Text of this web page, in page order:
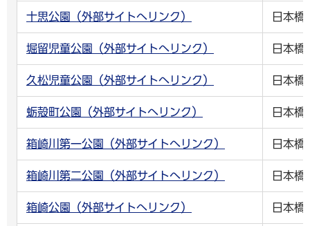
十思公園（外部サイトへリンク） 日本橋
堀留児童公園（外部サイトへリンク） 日本橋
久松児童公園（外部サイトへリンク） 日本橋
蛎殻町公園（外部サイトへリンク） 日本橋
箱崎川第一公園（外部サイトへリンク） 日本橋
箱崎川第二公園（外部サイトへリンク） 日本橋
箱崎公園（外部サイトへリンク） 日本橋